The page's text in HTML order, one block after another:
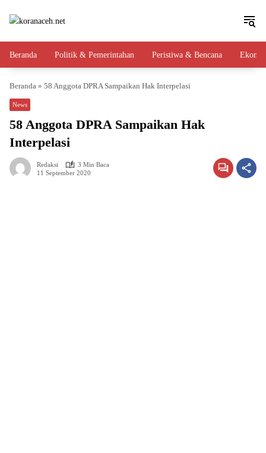
Beranda Politik & Pemerintahan Peristiwa & Bencana
Beranda » 58 Anggota DPRA Sampaikan Hak Interpelasi
News
58 Anggota DPRA Sampaikan Hak
Interpelasi
Redaksi
3 Min Baca
11 September 2020